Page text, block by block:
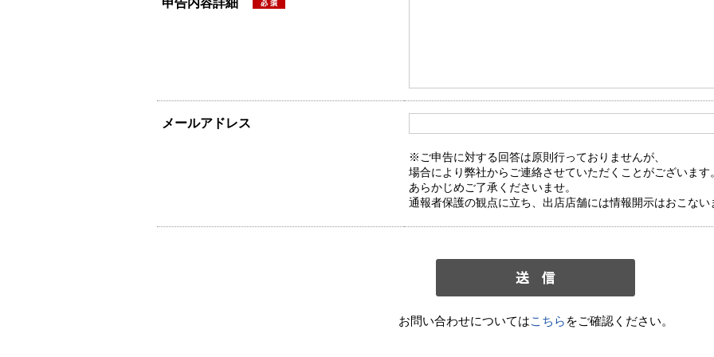
申告内容詳細
メールアドレス
※ご申告に対する回答は原則行っておりませんが、
場合により弊社からご連絡させていただくことがございます。
あらかじめご了承くださいませ。
通報者保護の観点に立ち、出店店舗には情報開示はおこない
お問い合わせについてはこちら をご確認ください。